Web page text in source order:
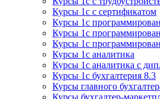
Курсы 1с с сертификатом
Курсы 1с
Курсы 1с
Курсы 1с
Курсы 1с аналитика
Курсы 1с аналитика с
Курсы 1с бухгалтерия 8.3
Курсы главного
Курсы бухгалтер-